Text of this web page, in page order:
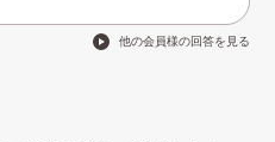
他の会員様の回答を見る